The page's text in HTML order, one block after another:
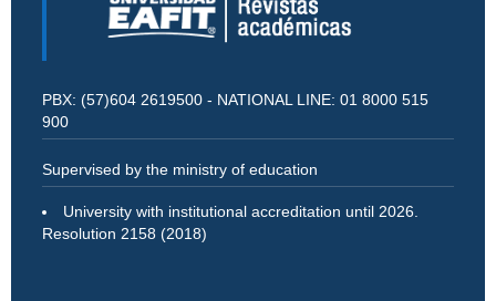
PBX: (57)604 2619500 - NATIONAL LINE: 01 8000 515
900
Supervised by the ministry of education
University with institutional accreditation until 2026.
Resolution 2158 (2018)